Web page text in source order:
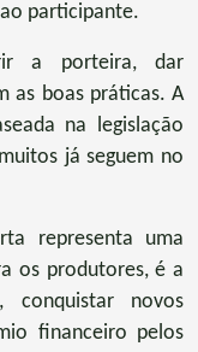
participante.
a porteira, dar
as boas práticas. A
na legislação
já seguem no
representa uma
os produtores, é a
conquistar novos
financeiro pelos